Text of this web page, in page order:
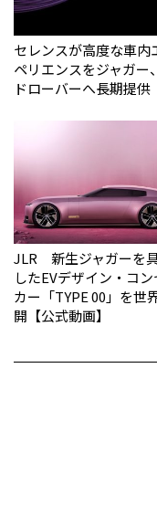
セレンスが高度な車内
ペリエンスをジャガー
ドローバーへ長期提供
JLR 新生ジャガーを
したEVデザイン・コン
カー「TYPE 00」を世
開【公式動画】